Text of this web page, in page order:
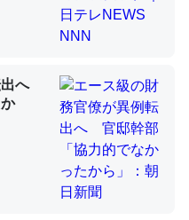
知らんかった。調べたら
題＝「昆虫はなぜ海にいな
出へ